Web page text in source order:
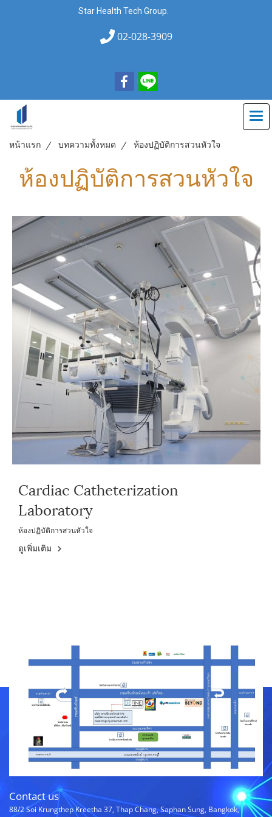
Star Health Tech Group.
02-028-3909
หน้าแรก บทความทั้งหมด ห้องปฏิบัติการสวนหัวใจ
ห้องปฏิบัติการสวนหัวใจ
Cardiac Catheterization
Laboratory
ห้องปฏิบัติการสวนหัวใจ
ดูเพิ่มเติม
Contact us
88/2 Soi Krungthep Kreetha 37, Thap Chang, Saphan Sung, Bangkok,